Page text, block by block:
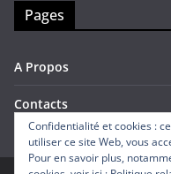
Pages
A Propos
Contacts
Confidentialité et cookies :
utiliser ce site Web, vous
Pour en savoir plus,